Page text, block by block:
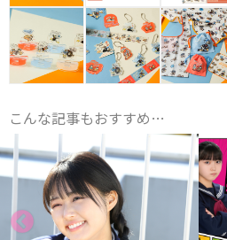
こんな記事もおすすめ…